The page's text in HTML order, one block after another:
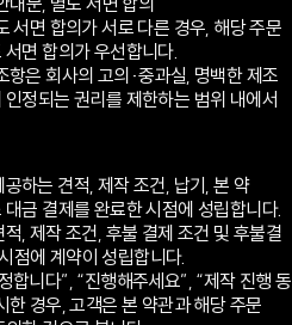
면 합의가 서로 다른 경우, 해당 주문
면 합의가 우선합니다.
은 회사의 고의·중과실, 명백한 제조
정되는 권리를 제한하는 범위 내에서
하는 견적, 제작 조건, 납기, 본 약
금 결제를 완료한 시점에 성립합니다.
, 제작 조건, 후불 결제 조건 및 후불결
점에 계약이 성립합니다.
니다”, “진행해주세요”, “제작 진행 동
한 경우, 고객은 본 약관과 해당 주문